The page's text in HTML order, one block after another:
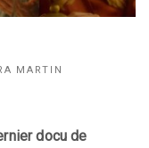
MARTIN
docu de